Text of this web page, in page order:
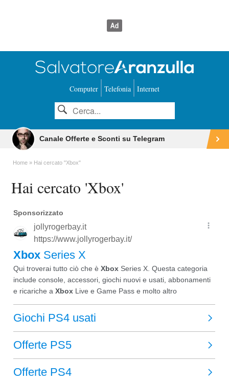
Computer Telefonia Internet
Canale Offerte e Sconti su Telegram
Home Hai cercato "Xbox"
Hai cercato 'Xbox'